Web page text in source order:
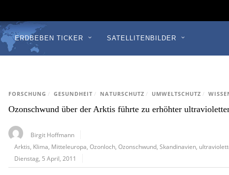
ERDBEBEN TICKER SATELLITENBILDER
FORSCHUNG / GESUNDHEIT / NATURSCHUTZ / UMWELTSCHUTZ /
Ozonschwund über der Arktis führte zu erhöhter
Birgit Hoffmann
Arktis Klima Mitteleuropa ,Ozonloch ,Ozonschwund ,Skandinavien
Dienstag, 5 April, 2011